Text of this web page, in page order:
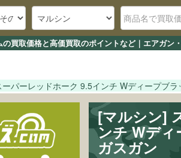
買取価格と高価買取のポイントなど｜エアガン
パーレッドホーク 9.5インチ Wディープブ
[マルシン]
ンチ Wデ
ガスガン